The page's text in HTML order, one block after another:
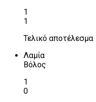
1
1
Τελικό αποτέλεσμα
Λαμία
Βόλος
1
0